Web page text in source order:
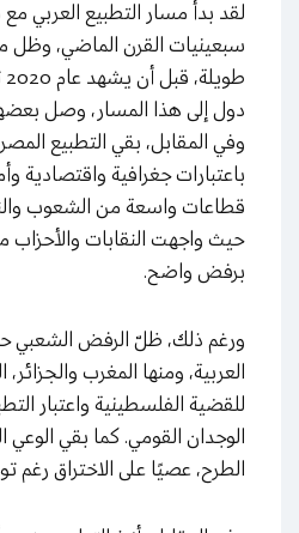
لقد بدأ مسار التطبيع العربي مع
سبعينيات القرن الماضي، وظل
دول إلى هذا المسار، وصل
وفي المقابل، بقي التطبيع
باعتبارات جغرافية واقتصادية
قطاعات واسعة من الشعوب
حيث واجهت النقابات والأحزاب
برفض واضح.
ورغم ذلك، ظلّ الرفض الشعبي
العربية، ومنها المغرب
للقضية الفلسطينية واعتبار
الوجدان القومي. كما بقي الوعي
الطرح، عصيًا على الاختراق رغم